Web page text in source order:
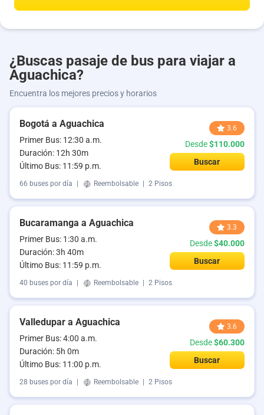
¿Buscas pasaje de bus para viajar a
Aguachica?
Encuentra los mejores precios y horarios
Bogotá a Aguachica
Primer Bus: 12:30 a.m.
Duración: 12h 30m
Último Bus: 11:59 p.m.
3.6
Desde$110.000
Buscar
66 buses por día Reembolsable 2 Pisos
Bucaramanga a Aguachica
Primer Bus: 1:30 a.m.
Duración: 3h 40m
Último Bus: 11:59 p.m.
3.3
Desde$40.000
Buscar
40 buses por día Reembolsable 2 Pisos
Valledupar a Aguachica
Primer Bus: 4:00 a.m.
Duración: 5h 0m
Último Bus: 11:00 p.m.
3.6
Desde$60.300
Buscar
28 buses por día Reembolsable 2 Pisos